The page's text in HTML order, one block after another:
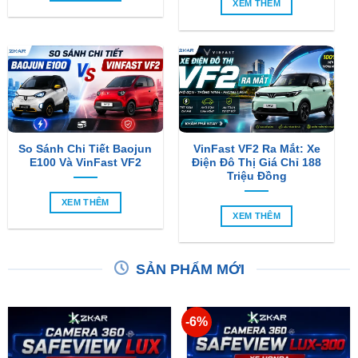
XEM THÊM
So Sánh Chi Tiết Baojun
E100 Và VinFast VF2
XEM THÊM
VinFast VF2 Ra Mắt: Xe
Điện Đô Thị Giá Chỉ 188
Triệu Đồng
XEM THÊM
SẢN PHẨM MỚI
-6%